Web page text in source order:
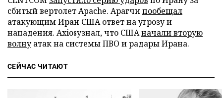
сбитый вертолет Apache. Арагчипообещал
атакующим Иран США ответ на угрозу и
нападения. Axiosузнал, что СШАначали вторую
волнуатак на системы ПВО и радары Ирана.
СЕЙЧАС ЧИТАЮТ